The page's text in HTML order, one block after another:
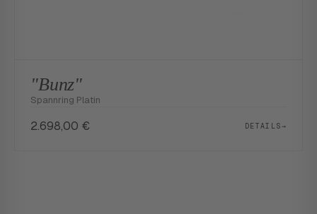
"Bunz"
Spannring Platin
2.698,00 € DETAILS→